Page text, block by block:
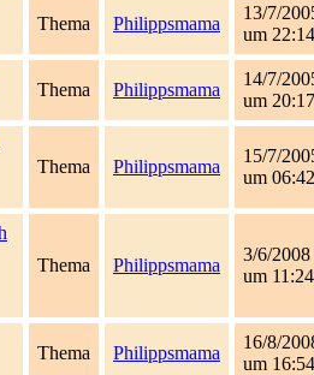
Thema Philippsmama
13/7/
um 22:14
Thema Philippsmama
14/7/
um 20:17
Thema Philippsmama
15/7/
um 06:42
Thema Philippsmama
3/6/2008
um 11:24
Thema Philippsmama
16/8/
um 16:54